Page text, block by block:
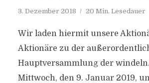
3. Dezember 2018 20 Min. Lesedauer
Wir laden hiermit unsere
Aktionäre zu der
Hauptversammlung der
Mittwoch, den 9. Januar 2019,